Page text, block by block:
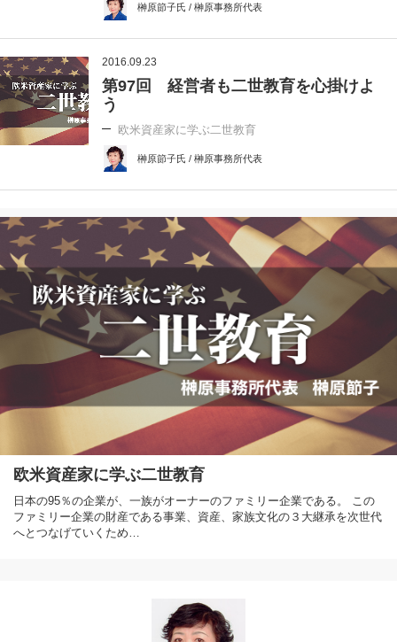
榊原節子氏 / 榊原事務所代表
2016.09.23
第97回 経営者も二世教育を心掛けよ
う
欧米資産家に学ぶ二世教育
榊原節子氏 / 榊原事務所代表
欧米資産家に学ぶ二世教育
日本の95％の企業が、一族がオーナーのファミリー企業である。 この
ファミリー企業の財産である事業、資産、家族文化の３大継承を次世代
へとつなげていくため…